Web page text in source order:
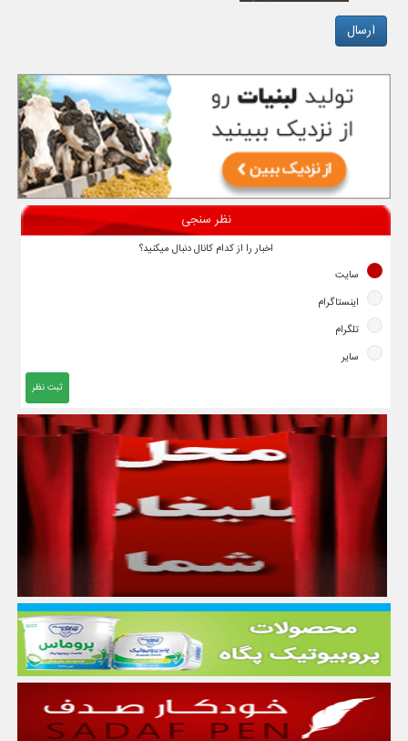
نظر سنجی
اخبار را از کدام کانال دنبال میکنید؟
سایت
اینستاگرام
تلگرام
سایر
ثبت نظر